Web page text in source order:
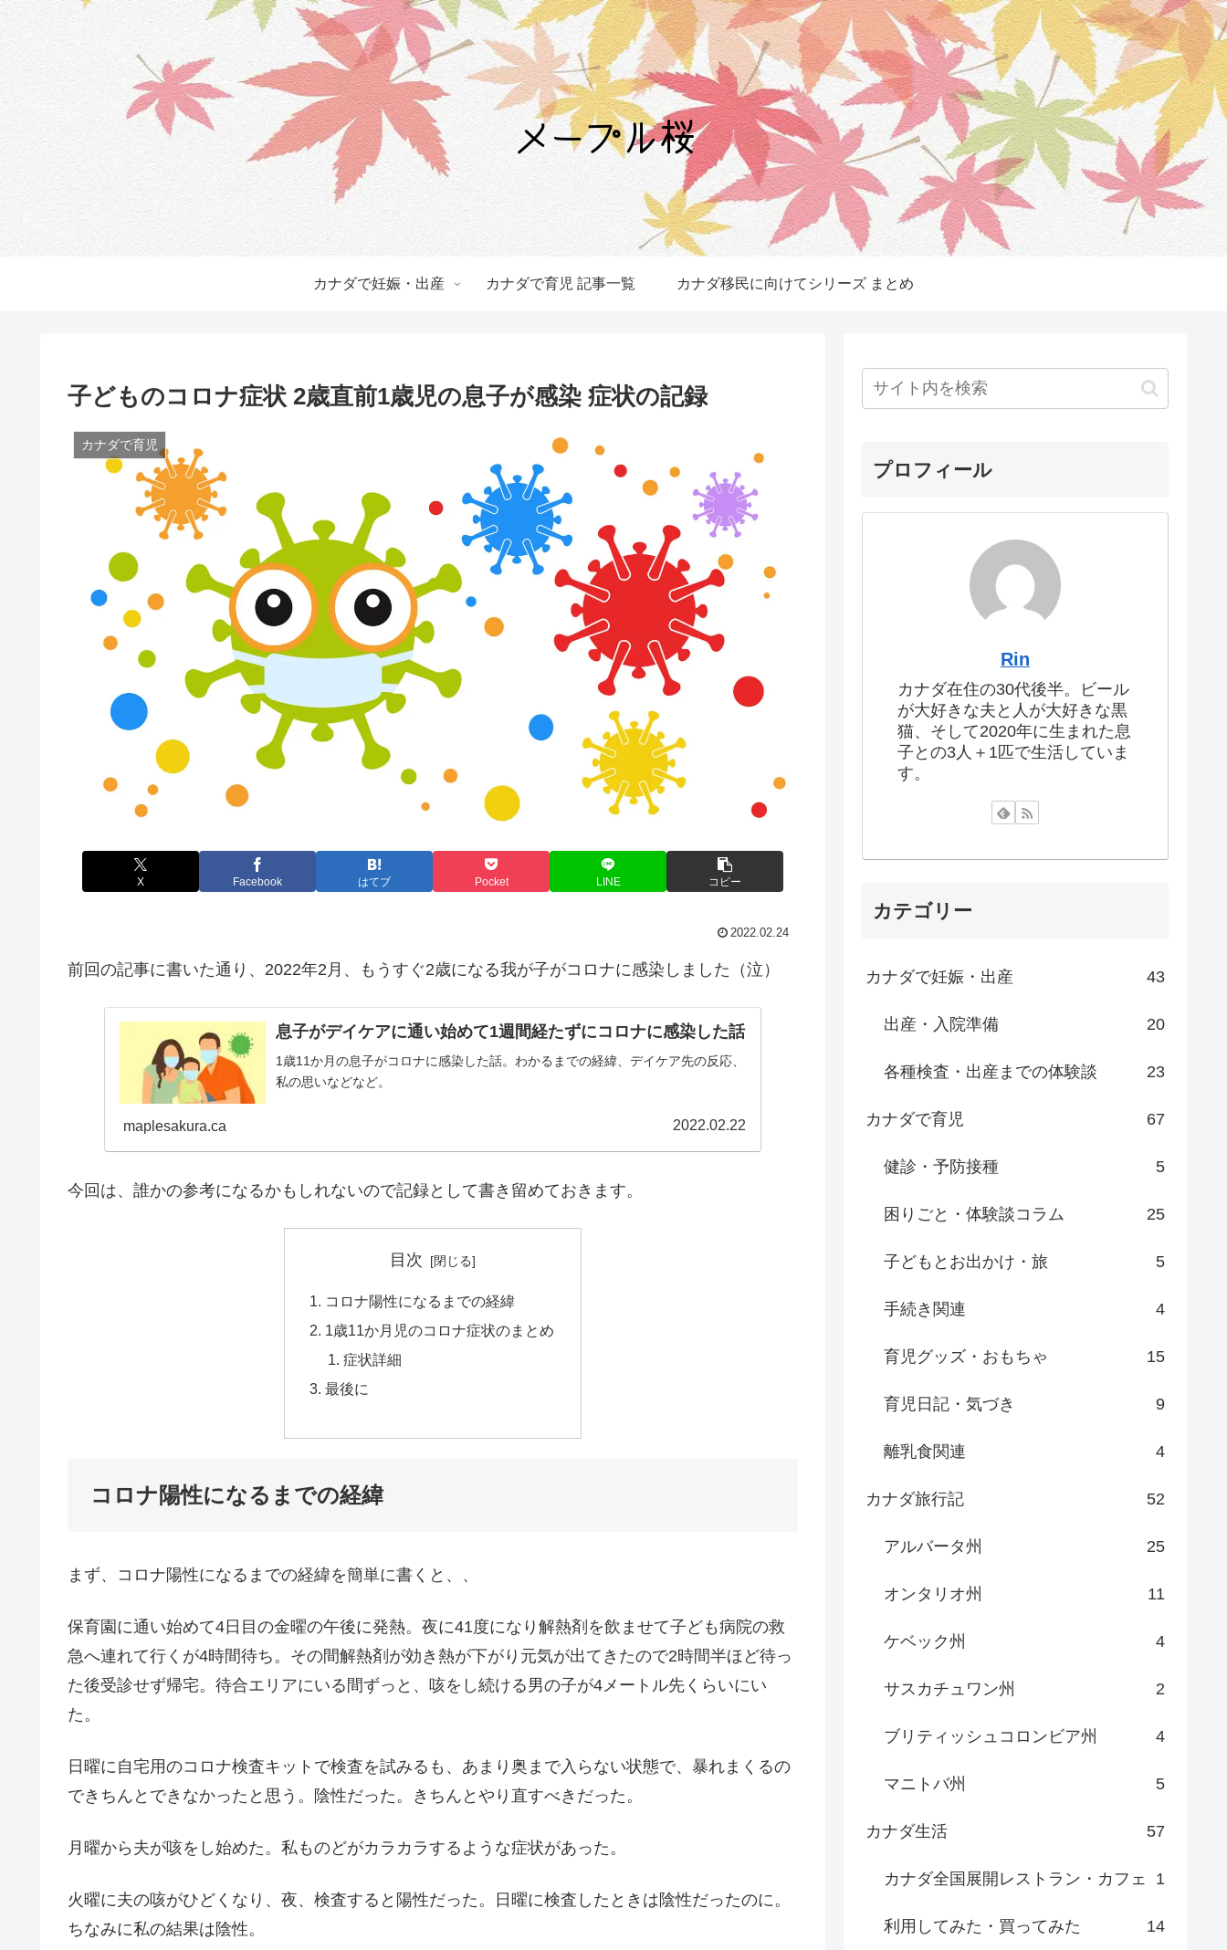
カナダで妊娠・出産 カナダで育児 記事一覧 カナダ移民に向けてシリーズ まとめ
子どものコロナ症状 2歳直前1歳児の息子が感染 症状の記録
カナダで育児
X Facebook はてブ Pocket LINE コピー
2022.02.24
前回の記事に書いた通り、2022年2月、もうすぐ2歳になる我が子がコロナに感染しました（泣）
息子がデイケアに通い始めて1週間経たずにコロナに感染した話
1歳11か月の息子がコロナに感染した話。わかるまでの経緯、デイケア先の反応、
私の思いなどなど。
maplesakura.ca 2022.02.22
今回は、誰かの参考になるかもしれないので記録として書き留めておきます。
目次
コロナ陽性になるまでの経緯
1歳11か月児のコロナ症状のまとめ
症状詳細
最後に
コロナ陽性になるまでの経緯
まず、コロナ陽性になるまでの経緯を簡単に書くと、、
保育園に通い始めて4日目の金曜の午後に発熱。夜に41度になり解熱剤を飲ませて子ども病院の救
急へ連れて行くが4時間待ち。その間解熱剤が効き熱が下がり元気が出てきたので2時間半ほど待っ
た後受診せず帰宅。待合エリアにいる間ずっと、咳をし続ける男の子が4メートル先くらいにい
た。
日曜に自宅用のコロナ検査キットで検査を試みるも、あまり奥まで入らない状態で、暴れまくるの
できちんとできなかったと思う。陰性だった。きちんとやり直すべきだった。
月曜から夫が咳をし始めた。私ものどがカラカラするような症状があった。
火曜に夫の咳がひどくなり、夜、検査すると陽性だった。日曜に検査したときは陰性だったのに。
ちなみに私の結果は陰性。
プロフィール
Rin
カナダ在住の30代後半。ビール
が大好きな夫と人が大好きな黒
猫、そして2020年に生まれた息
子との3人＋1匹で生活していま
す。
カテゴリー
カナダで妊娠・出産 43
出産・入院準備 20
各種検査・出産までの体験談 23
カナダで育児 67
健診・予防接種 5
困りごと・体験談コラム 25
子どもとお出かけ・旅 5
手続き関連 4
育児グッズ・おもちゃ 15
育児日記・気づき 9
離乳食関連 4
カナダ旅行記 52
アルバータ州 25
オンタリオ州 11
ケベック州 4
サスカチュワン州 2
ブリティッシュコロンビア州 4
マニトバ州 5
カナダ生活 57
カナダ全国展開レストラン・カフェ 1
利用してみた・買ってみた 14